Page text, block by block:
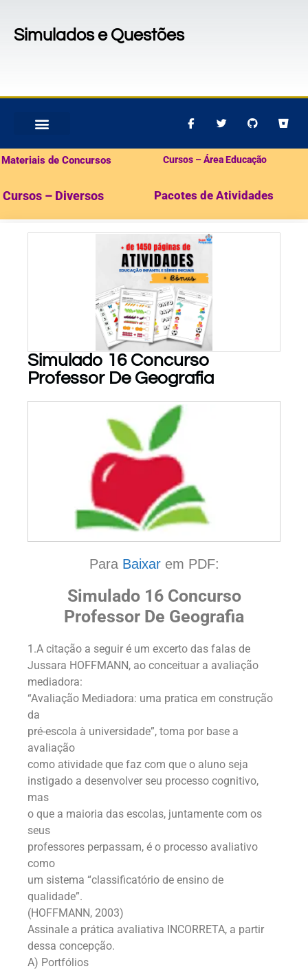
Simulados e Questões
Materiais de Concursos Cursos – Área Educação
Cursos – Diversos Pacotes de Atividades
PARA BAIXAR!
Simulado 16 Concurso
Professor De Geografia
Para Baixarem PDF:
Simulado 16 Concurso
Professor De Geografia
1.A citação a seguir é um excerto das falas de
Jussara HOFFMANN, ao conceituar a avaliação
mediadora:
“Avaliação Mediadora: uma pratica em construção
da
pré-escola à universidade”, toma por base a
avaliação
como atividade que faz com que o aluno seja
instigado a desenvolver seu processo cognitivo,
mas
o que a maioria das escolas, juntamente com os
seus
professores perpassam, é o processo avaliativo
como
um sistema “classificatório de ensino de
qualidade”.
(HOFFMANN, 2003)
Assinale a prática avaliativa INCORRETA, a partir
dessa concepção.
A) Portfólios